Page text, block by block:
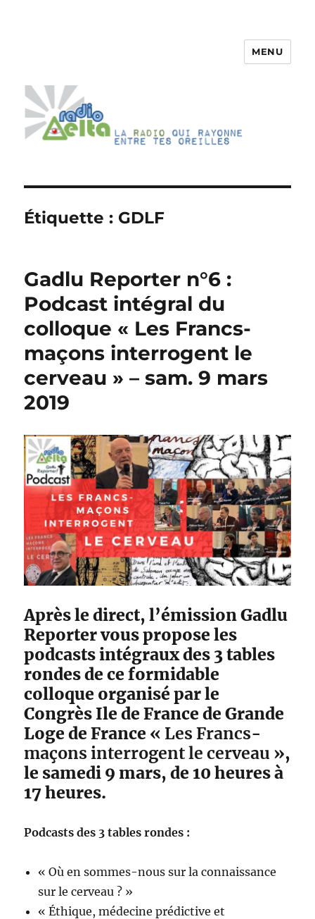
MENU
Étiquette : GDLF
Gadlu Reporter n°6 :
Podcast intégral du
colloque « Les Francs-
maçons interrogent le
cerveau » – sam. 9 mars
2019
Après le direct, l’émission Gadlu
Reporter vous propose les
podcasts intégraux des 3 tables
rondes de ce formidable
colloque organisé par le
Congrès Ile de France de Grande
Loge de France « Les Francs-
maçons interrogent le cerveau »,
le samedi 9 mars, de 10 heures à
17 heures.
Podcasts des 3 tables rondes :
« Où en sommes-nous sur la connaissance
sur le cerveau ? »
« Éthique, médecine prédictive et